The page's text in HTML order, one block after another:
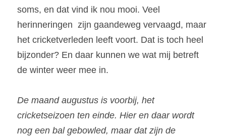
soms, en dat vind ik nou mooi. Veel
herinneringen  zijn gaandeweg vervaagd, maar
het cricketverleden leeft voort. Dat is toch heel
bijzonder? En daar kunnen we wat mij betreft
de winter weer mee in.
De maand augustus is voorbij, het
cricketseizoen ten einde. Hier en daar wordt
nog een bal gebowled, maar dat zijn de